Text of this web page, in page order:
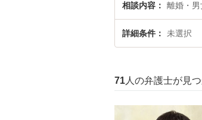
相談内容 離婚・
詳細条件 未選択
71 人の弁護士が見